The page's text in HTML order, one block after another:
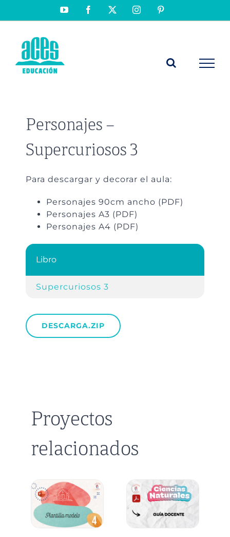
YouTubeFacebook Instagram
Personajes –
Supercuriosos 3
Para descargar y decorar el aula:
Personajes 90cm ancho (PDF)
Personajes A3 (PDF)
Personajes A4 (PDF)
Libro
Supercuriosos 3
DESCARGA.ZIP
Proyectos
relacionados